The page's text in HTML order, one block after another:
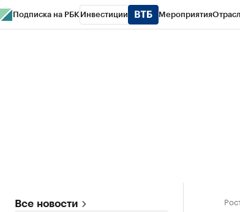
Подписка на РБК Инвестиции Мероприятия
Все новости